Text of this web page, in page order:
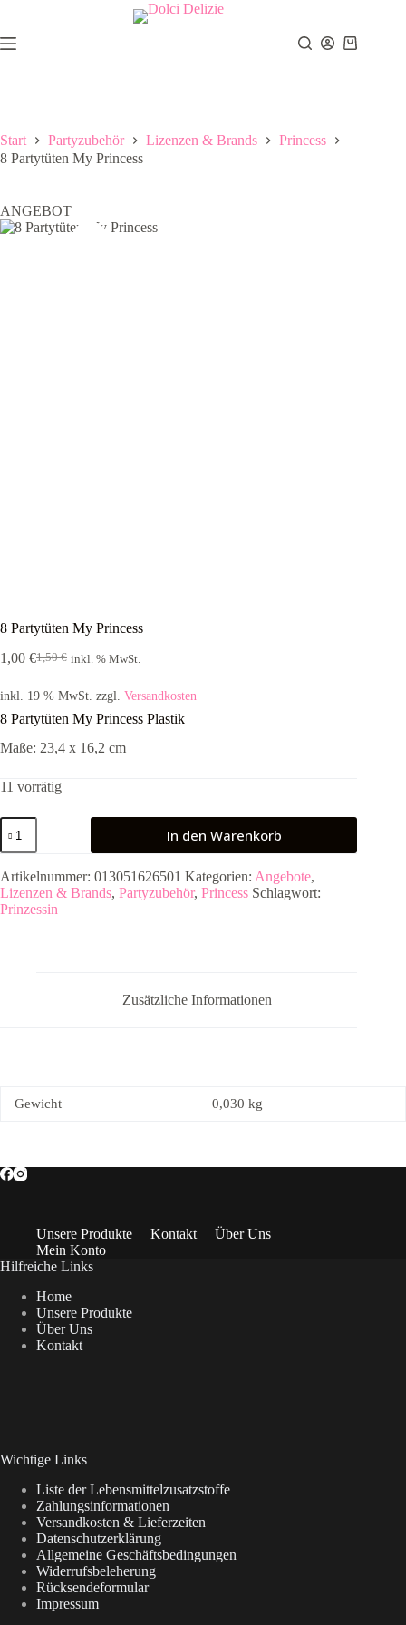
springen
Warenkorb
Start Partyzubehör Lizenzen & Brands
Princess
8 Partytüten My Princess
ANGEBOT
8 Partytüten My Princess
1,50€
Ursprünglicher
war:
1,50 €
1,00 €Aktueller
ist:
1,00 €.
inkl. % MwSt.
inkl. 19 % MwSt. zzgl. Versandkosten
8 Partytüten My Princess Plastik
Maße: 23,4 x 16,2 cm
11 vorrätig
8
Partytüten
My
Princess
Menge
In den Warenkorb
Artikelnummer: 013051626501 Kategorien: Angebote,
Lizenzen & Brands, Partyzubehör, Princess Schlagwort:
Prinzessin
Zusätzliche Informationen
Gewicht 0,030 kg
Unsere Produkte Kontakt
Über Uns
Mein Konto
Hilfreiche Links
Home
Unsere Produkte
Über Uns
Kontakt
Wichtige Links
Liste der Lebensmittelzusatzstoffe
Zahlungsinformationen
Versandkosten & Lieferzeiten
Datenschutzerklärung
Allgemeine Geschäftsbedingungen
Widerrufsbeleherung
Rücksendeformular
Impressum